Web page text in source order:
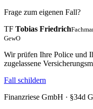
Frage zum eigenen Fall?
TF Tobias Friedrich
GewO
Wir prüfen Ihre Police und
zugelassene
Fall schildern
Finanzriese GmbH · §34d